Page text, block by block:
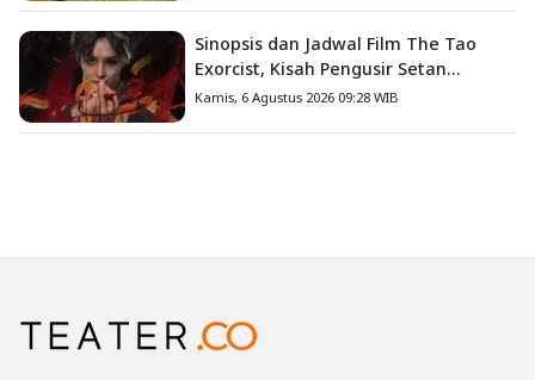
Sinopsis dan Jadwal Film The Tao
Exorcist, Kisah Pengusir Setan
Melawan Kutukan Mematikan
Kamis, 6 Agustus 2026 09:28 WIB